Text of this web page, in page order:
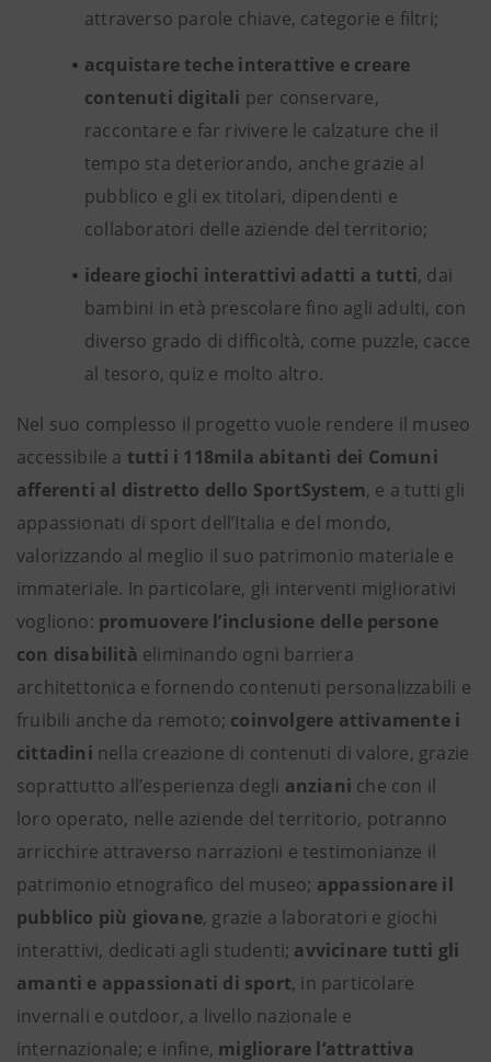
attraverso parole chiave, categorie e filtri;
acquistare teche interattive e creare
contenuti digitali per conservare,
raccontare e far rivivere le calzature che il
tempo sta deteriorando, anche grazie al
pubblico e gli ex titolari, dipendenti e
collaboratori delle aziende del territorio;
ideare giochi interattivi adatti a tutti, dai
bambini in età prescolare fino agli adulti, con
diverso grado di difficoltà, come puzzle, cacce
al tesoro, quiz e molto altro.
Nel suo complesso il progetto vuole rendere il museo
accessibile a tutti i 118mila abitanti dei Comuni
afferenti al distretto dello SportSystem, e a tutti gli
appassionati di sport dell’Italia e del mondo,
valorizzando al meglio il suo patrimonio materiale e
immateriale. In particolare, gli interventi migliorativi
vogliono: promuovere l’inclusione delle persone
con disabilità eliminando ogni barriera
architettonica e fornendo contenuti personalizzabili e
fruibili anche da remoto; coinvolgere attivamente i
cittadini nella creazione di contenuti di valore, grazie
soprattutto all’esperienza degli anziani che con il
loro operato, nelle aziende del territorio, potranno
arricchire attraverso narrazioni e testimonianze il
patrimonio etnografico del museo; appassionare il
pubblico più giovane, grazie a laboratori e giochi
interattivi, dedicati agli studenti; avvicinare tutti gli
amanti e appassionati di sport, in particolare
invernali e outdoor, a livello nazionale e
internazionale; e infine, migliorare l’attrattiva